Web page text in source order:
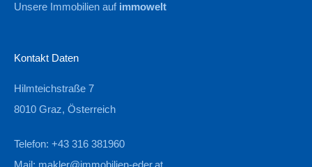
Unsere Immobilien auf immowelt
Kontakt Daten
Hilmteichstraße 7
8010 Graz, Österreich
Telefon: +43 316 381960
Mail: makler@immobilien-eder.at